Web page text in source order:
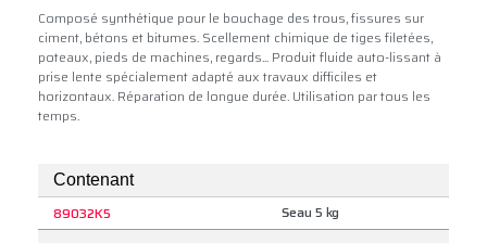
Composé synthétique pour le bouchage des trous, fissures sur
ciment, bétons et bitumes. Scellement chimique de tiges filetées,
poteaux, pieds de machines, regards... Produit fluide auto-lissant à
prise lente spécialement adapté aux travaux difficiles et
horizontaux. Réparation de longue durée. Utilisation par tous les
temps.
Contenant
89032K5 Seau 5 kg